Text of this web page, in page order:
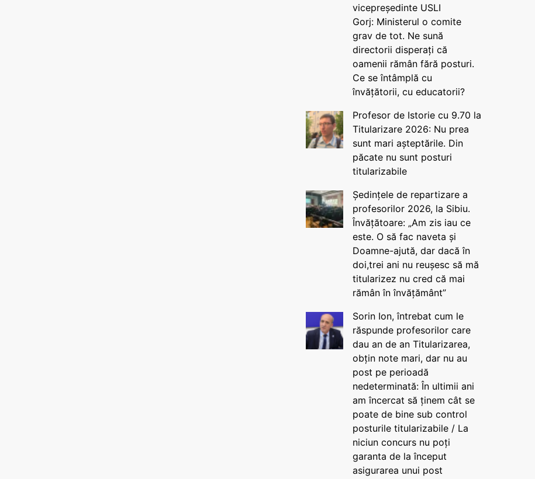
vicepreședinte USLI
Gorj: Ministerul o comite
grav de tot. Ne sună
directorii disperați că
oamenii rămân fără posturi.
Ce se întâmplă cu
învățătorii, cu educatorii?
Profesor de Istorie cu 9.70 la
Titularizare 2026: Nu prea
sunt mari așteptările. Din
păcate nu sunt posturi
titularizabile
Ședințele de repartizare a
profesorilor 2026, la Sibiu.
Învățătoare: „Am zis iau ce
este. O să fac naveta și
Doamne-ajută, dar dacă în
doi,trei ani nu reușesc să mă
titularizez nu cred că mai
rămân în învățământ”
Sorin Ion, întrebat cum le
răspunde profesorilor care
dau an de an Titularizarea,
obțin note mari, dar nu au
post pe perioadă
nedeterminată: În ultimii ani
am încercat să ținem cât se
poate de bine sub control
posturile titularizabile / La
niciun concurs nu poți
garanta de la început
asigurarea unui post